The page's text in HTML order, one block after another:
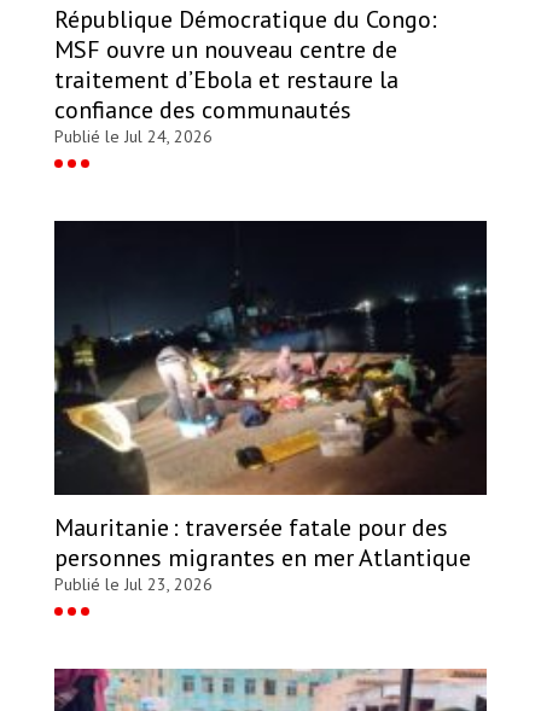
République Démocratique du Congo:
MSF ouvre un nouveau centre de
traitement d’Ebola et restaure la
confiance des communautés
Publié le Jul 24, 2026
Mauritanie : traversée fatale pour des
personnes migrantes en mer Atlantique
Publié le Jul 23, 2026